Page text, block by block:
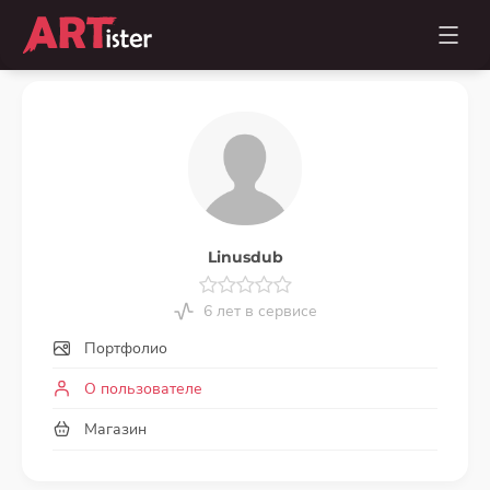
Linusdub
6 лет в сервисе
Портфолио
О пользователе
Магазин